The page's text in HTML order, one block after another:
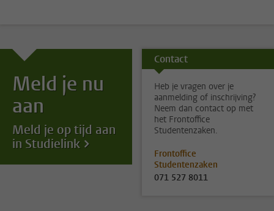
Meld je nu
aan
Meld je op tijd aan
in Studielink
Contact
Heb je vragen over je
aanmelding of inschrijving?
Neem dan contact op met
het Frontoffice
Studentenzaken.
Frontoffice
Studentenzaken
071 527 8011